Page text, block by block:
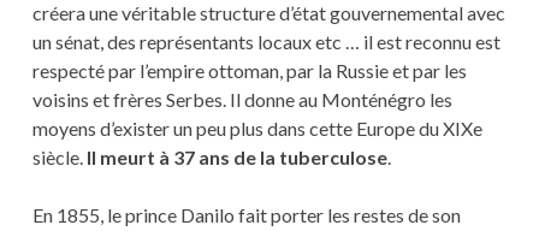
créera une véritable structure d’état gouvernemental avec
un sénat, des représentants locaux etc … il est reconnu est
respecté par l’empire ottoman, par la Russie et par les
voisins et frères Serbes. Il donne au Monténégro les
moyens d’exister un peu plus dans cette Europe du XIXe
siècle. Il meurt à 37 ans de la tuberculose.
En 1855, le prince Danilo fait porter les restes de son